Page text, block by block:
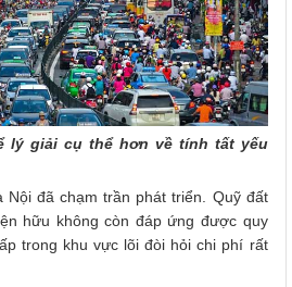
lý giải cụ thể hơn về tính tất yếu
Nội đã chạm trần phát triển. Quỹ đất
hữu không còn đáp ứng được quy
trong khu vực lõi đòi hỏi chi phí rất